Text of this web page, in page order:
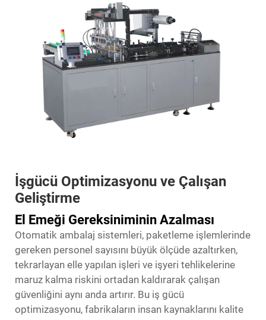
İşgücü Optimizasyonu ve Çalışan
Geliştirme
El Emeği Gereksiniminin Azalması
Otomatik ambalaj sistemleri, paketleme işlemlerinde
gereken personel sayısını büyük ölçüde azaltırken,
tekrarlayan elle yapılan işleri ve işyeri tehlikelerine
maruz kalma riskini ortadan kaldırarak çalışan
güvenliğini aynı anda artırır. Bu iş gücü
optimizasyonu, fabrikaların insan kaynaklarını kalite